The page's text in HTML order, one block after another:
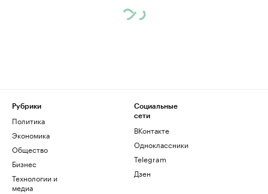
Рубрики
Политика
Экономика
Общество
Бизнес
Технологии и
медиа
Социальные
сети
ВКонтакте
Одноклассники
Telegram
Дзен